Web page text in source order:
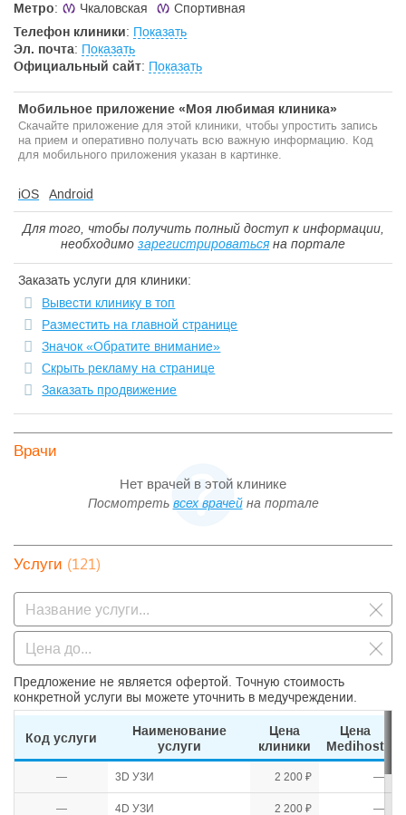
В процедурах используются только сертифицированные
импортные препараты и отлично зарекомендовавшие себя
прогрессивные методики. Первичная консультация врача-
косметолога проводится только по записи.
Метро: Чкаловская
Спортивная
Телефон клиники: Показать
Эл. почта: Показать
Официальный сайт: Показать
Мобильное приложение «Моя любимая клиника»
Скачайте приложение для этой клиники, чтобы упростить запись
на прием и оперативно получать всю важную информацию. Код
для мобильного приложения указан в картинке.
iOS Android
Для того, чтобы получить полный доступ к информации,
необходимо зарегистрироватьсяна портале
Заказать услуги для клиники:
Вывести клинику в топ
Разместить на главной странице
Значок «Обратите внимание»
Скрыть рекламу на странице
Заказать продвижение
Врачи
Нет врачей в этой клинике
Посмотреть всех врачейна портале
Услуги (121)
Предложение не является офертой. Точную стоимость
конкретной услуги вы можете уточнить в медучреждении.
Код услуги
Наименование
услуги
Цена
клиники
Цена
Medihost
— 3D УЗИ 2 200 ₽ —
— 4D УЗИ 2 200 ₽ —